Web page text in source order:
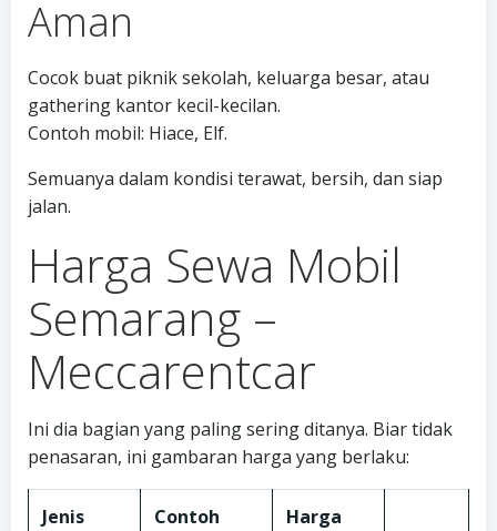
Aman
Cocok buat piknik sekolah, keluarga besar, atau
gathering kantor kecil-kecilan.
Contoh mobil: Hiace, Elf.
Semuanya dalam kondisi terawat, bersih, dan siap
jalan.
Harga Sewa Mobil
Semarang –
Meccarentcar
Ini dia bagian yang paling sering ditanya. Biar tidak
penasaran, ini gambaran harga yang berlaku:
Jenis
Contoh
Harga